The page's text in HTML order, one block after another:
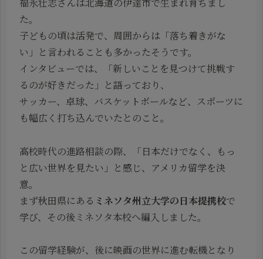
た。
子どもの頃は活発で、周囲からは「落ち着きがな
い」と言われることも多かったそうです。
インタビューでは、「新しいことを見つけて挑戦す
るのが好きだった」と語っており、
サッカー、卓球、バスケットボールなど、スポーツに
も幅広く打ち込んでいたとのこと。
高校時代の進路相談の際、「日本だけでなく、もっ
と広い世界を見たい」と感じ、アメリカ留学を決
意。
まず秋田県にある ミネソタ州立大学の日本提携校で
学び、その後ミネソタ本校へ編入しました。
この留学経験が、後に映画の世界に進む転機となり